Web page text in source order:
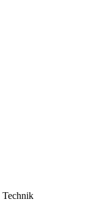
Technik